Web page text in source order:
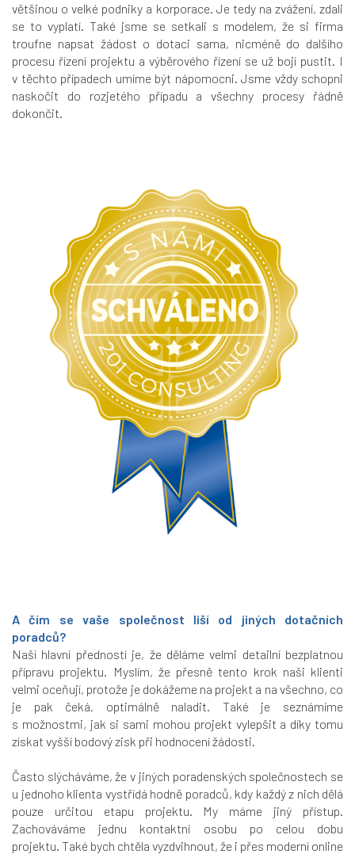
většinou o velké podniky a korporace. Je tedy na zvážení, zdali
se to vyplatí. Také jsme se setkali s modelem, že si firma
troufne napsat žádost o dotaci sama, nicméně do dalšího
procesu řízení projektu a výběrového řízení se už bojí pustit. I
v těchto případech umíme být nápomocni. Jsme vždy schopni
naskočit do rozjetého případu a všechny procesy řádně
dokončit.
A čím se vaše společnost liší od jiných dotačních
poradců?
Naší hlavní předností je, že děláme velmi detailní bezplatnou
přípravu projektu. Myslím, že přesně tento krok naši klienti
velmi oceňují, protože je dokážeme na projekt a na všechno, co
je pak čeká, optimálně naladit. Také je seznámíme
s možnostmi, jak si sami mohou projekt vylepšit a díky tomu
získat vyšší bodový zisk při hodnocení žádosti.
Často slýcháváme, že v jiných poradenských společnostech se
u jednoho klienta vystřídá hodně poradců, kdy každý z nich dělá
pouze určitou etapu projektu. My máme jiný přístup.
Zachováváme jednu kontaktní osobu po celou dobu
projektu. Také bych chtěla vyzdvihnout, že i přes moderní online